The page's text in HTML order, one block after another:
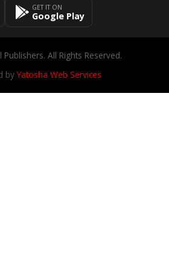
GET IT ON
Google Play
All Rights Reserved.
byYatosha Web Services